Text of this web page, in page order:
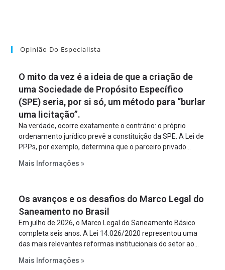
Opinião Do Especialista
O mito da vez é a ideia de que a criação de
uma Sociedade de Propósito Específico
(SPE) seria, por si só, um método para “burlar
uma licitação”.
Na verdade, ocorre exatamente o contrário: o próprio
ordenamento jurídico prevê a constituição da SPE. A Lei de
PPPs, por exemplo, determina que o parceiro privado
empreendimento. Ou seja, a suposta “fraude à licitação” é
projeto a projeto.
Mais Informações »
Os avanços e os desafios do Marco Legal do
Saneamento no Brasil
Em julho de 2026, o Marco Legal do Saneamento Básico
completa seis anos. A Lei 14.026/2020 representou uma
das mais relevantes reformas institucionais do setor ao
serviços, ampliar a participação da iniciativa privada,
Mais Informações »